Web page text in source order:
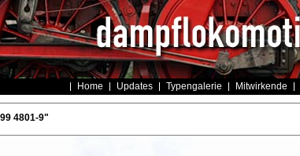
Home Updates Typengalerie Mitwirkende
4801-9"